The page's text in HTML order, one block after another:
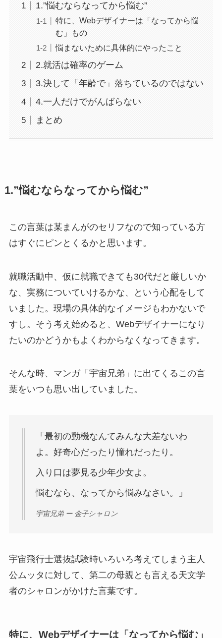
1.”悩むならなってから悩む”
特に、Webデザイナーは「なってから悩
む」もの
悩まないために具体的にやったこと
2.就活は確率のゲーム
3.決して「年齢で」落ちているのではない
4.一人だけでがんばらない
まとめ
1.”悩むならなってから悩む”
この言葉は某まんがのセリフなので知っている方
はすぐにピンとくるかと思います。
就職活動中、仮に就職できても30代だと厳しいか
な、実務についていけるかな、という心配をして
いました。現場の具体的なイメージもわかないで
すし。そう考え始めると、Webデザイナーになり
たいのかどうかもよくわからなくなってきます。
そんな時、マンガ「宇宙兄弟」に出てくるこの言
葉をいつも思い出していました。
「最初の動機なんてみんな大差ないわ
よ。好奇心だったり憧れだったり。
入り口は夢見る少年少女よ。
悩むなら、なってから悩みなさい。」
宇宙兄弟 ー 金子シャロン
宇宙飛行士選抜試験時いろいろ考えてしまう主人
公ムッタに対して、第二の母親とも言える天文学
者のシャロンがかけた言葉です。
特に、Webデザイナーは「なってから悩む」